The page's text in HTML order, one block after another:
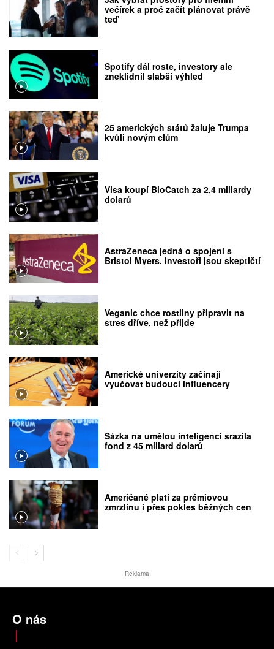
večírek a proč začít plánovat právě
teď
Spotify dál roste, investory ale
zneklidnil slabší výhled
25 amerických států žaluje Trumpa
kvůli novým clům
Visa koupí BioCatch za 2,4 miliardy
dolarů
AstraZeneca jedná o spojení s
Bristol Myers. Investoři jsou skeptičtí
Veganic chce rostliny připravit na
stres dříve, než přijde
Americké univerzity začínají
vyučovat budoucí influencery
Sázka na umělou inteligenci srazila
fond z 45 miliard dolarů
Američané platí za prémiovou
zmrzlinu i přes pokles běžných cen
Reklama
O nás